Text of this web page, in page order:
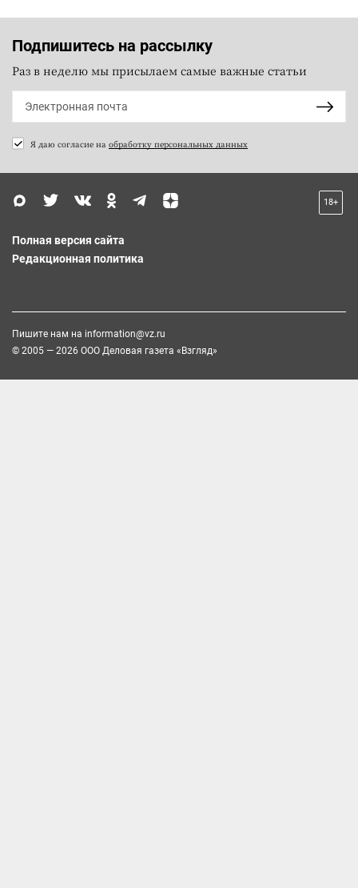
Подпишитесь на рассылку
Раз в неделю мы присылаем самые важные статьи
Я даю согласие на обработку персональных данных
18+
Полная версия сайта
Редакционная политика
Пишите нам на information@vz.ru
© 2005 — 2026 ООО Деловая газета «Взгляд»